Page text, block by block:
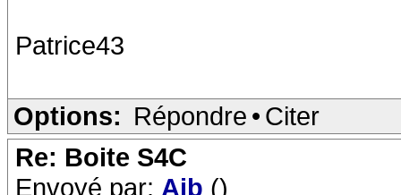
Patrice43
Options: Répondre • Citer
Re: Boite S4C
Envoyé par: Ajb ()